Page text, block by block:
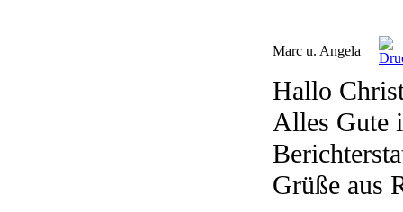
Marc u. Angela
Hallo
Alles Gute
Grüße aus